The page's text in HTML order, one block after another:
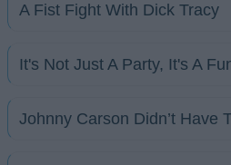
A Fist Fight With Dick Tracy
It's Not Just A Party, It's A
Johnny Carson Didn’t Have